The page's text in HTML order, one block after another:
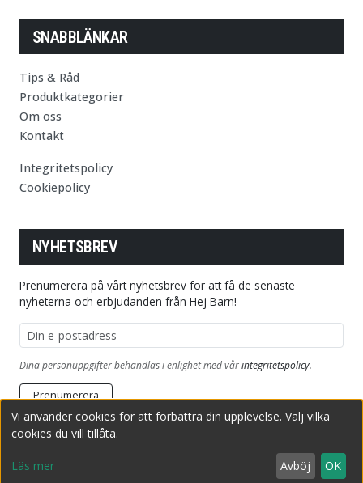
SNABBLÄNKAR
Tips & Råd
Produktkategorier
Om oss
Kontakt
Integritetspolicy
Cookiepolicy
NYHETSBREV
Prenumerera på vårt nyhetsbrev för att få de senaste
nyheterna och erbjudanden från Hej Barn!
E-postadress
Dina personuppgifter behandlas i enlighet med vårintegritetspolicy.
Prenumerera
Producerad av Adrila Sweden AB
Vi använder cookies för att förbättra din upplevelse. Välj vilka
cookies du vill tillåta.
Läs mer Avböj OK